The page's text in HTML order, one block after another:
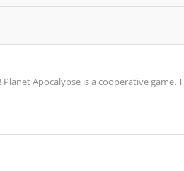
Apocalypse is a cooperative game.